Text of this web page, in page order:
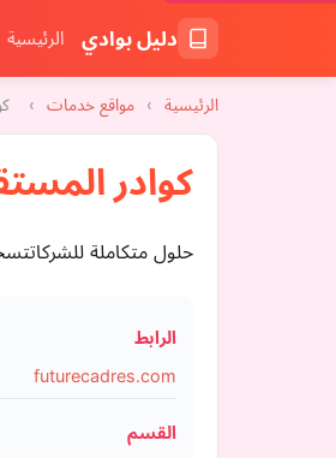
دليل بوادي الرئيسية
الرئيسية › مواقع خدمات ›
كوادر
حلول متكاملة
الرابط
futurecadres.com
القسم